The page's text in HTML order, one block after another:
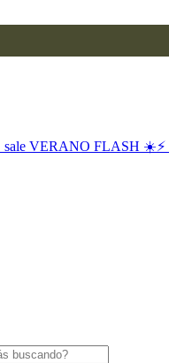
sale VERANO FLASH ☀️⚡️